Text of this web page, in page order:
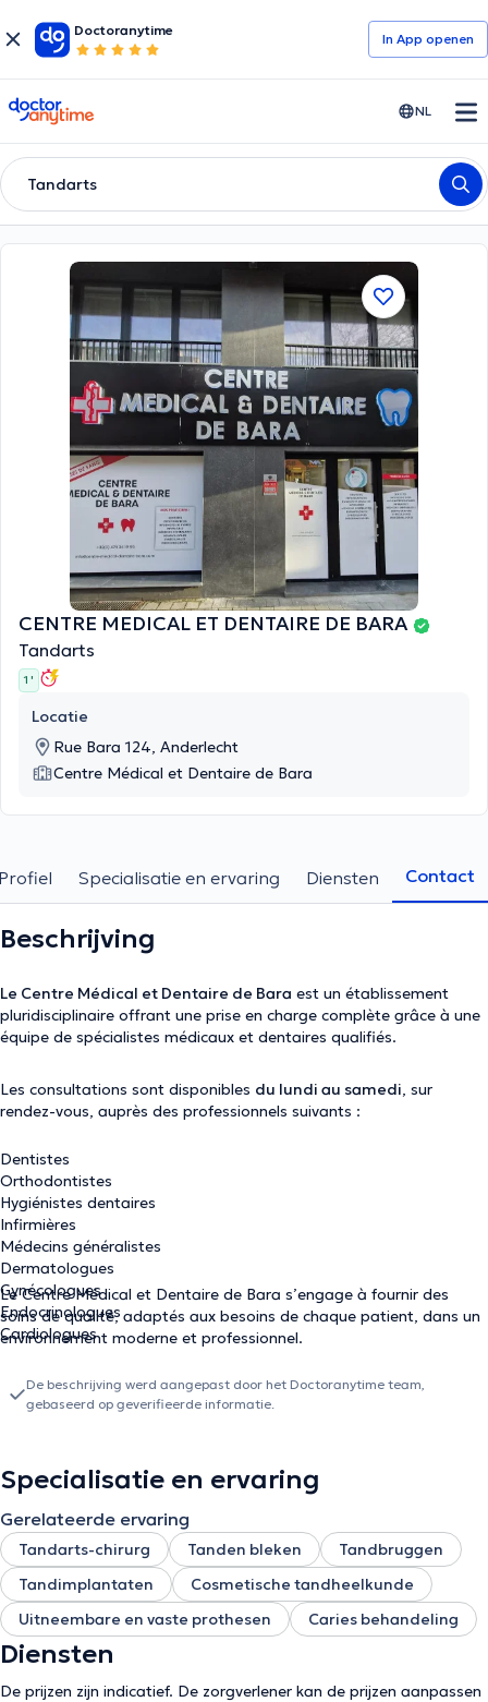
Doctoranytime
In App openen
doctoranytime NL
Tandarts
CENTRE MEDICAL ET DENTAIRE DE BARA
Tandarts
1 '
Locatie
Rue Bara 124, Anderlecht
Centre Médical et Dentaire de Bara
Specialisatie en ervaring Diensten Contact
Beschrijving
Le Centre Médical et Dentaire de Bara est un établissement
pluridisciplinaire offrant une prise en charge complète grâce à une
équipe de spécialistes médicaux et dentaires qualifiés.
Les consultations sont disponibles du lundi au samedi, sur
rendez-vous, auprès des professionnels suivants :
Dentistes
Orthodontistes
Hygiénistes dentaires
Infirmières
Médecins généralistes
Dermatologues
Gynécologues
Endocrinologues
Cardiologues
Le Centre Médical et Dentaire de Bara s’engage à fournir des
soins de qualité, adaptés aux besoins de chaque patient, dans un
environnement moderne et professionnel.
De beschrijving werd aangepast door het Doctoranytime team,
gebaseerd op geverifieerde informatie.
Specialisatie en ervaring
Gerelateerde ervaring
Tandarts-chirurg Tanden bleken
Tandbruggen
Tandimplantaten
Cosmetische tandheelkunde
Uitneembare en vaste prothesen
Caries behandeling
Diensten
De prijzen zijn indicatief. De zorgverlener kan de prijzen aanpassen